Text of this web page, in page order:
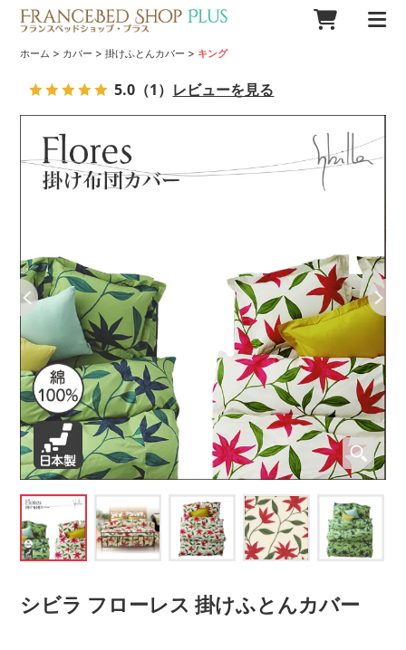
ホーム > カバー >掛けふとんカバー > キング
シビラ フローレス 掛けふとんカバー
5.0 （1） レビューを見る